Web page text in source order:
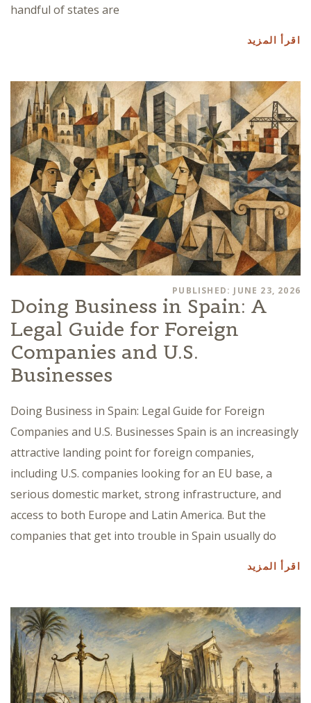
handful of states are
اقرأ المزيد
PUBLISHED: JUNE 23, 2026
Doing Business in Spain: A
Legal Guide for Foreign
Companies and U.S.
Businesses
Doing Business in Spain: Legal Guide for Foreign
Companies and U.S. Businesses Spain is an increasingly
attractive landing point for foreign companies,
including U.S. companies looking for an EU base, a
serious domestic market, strong infrastructure, and
access to both Europe and Latin America. But the
companies that get into trouble in Spain usually do
اقرأ المزيد